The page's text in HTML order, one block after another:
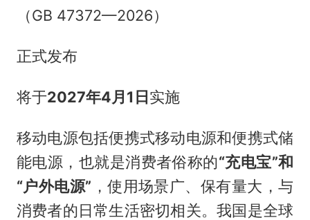
（GB 47372—2026）
正式发布
将于2027年4月1日实施
移动电源包括便携式移动电源和便携式储
能电源，也就是消费者俗称的“充电宝”和
“户外电源” ，使用场景广、保有量大，与
消费者的日常生活密切相关。我国是全球